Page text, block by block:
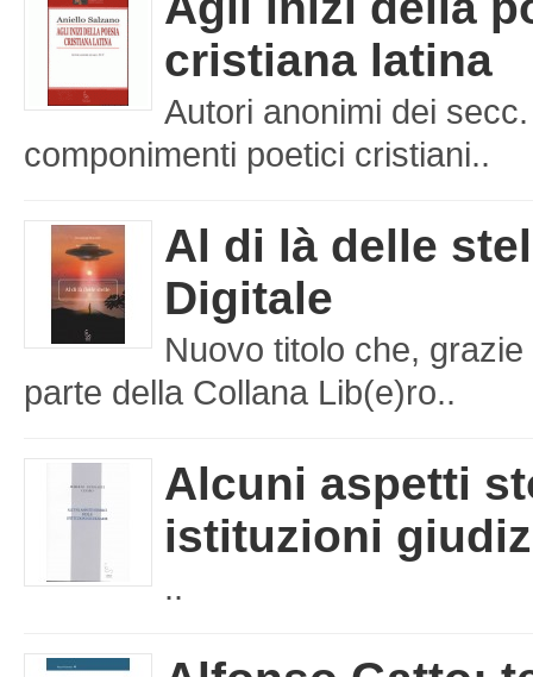
cristiana latina
Autori anonimi dei
componimenti poetici cristiani..
Al di là delle
Digitale
Nuovo titolo che,
parte della Collana Lib(e)ro..
Alcuni aspetti
istituzioni
..